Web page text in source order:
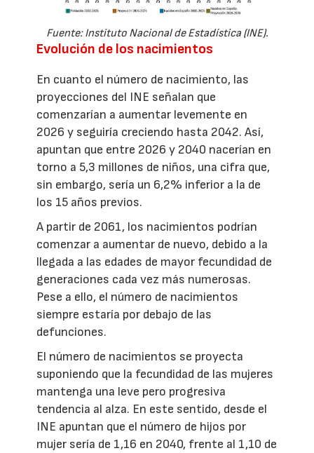
Fuente: Instituto Nacional de Estadística (INE).
Evolución de los nacimientos
En cuanto el número de nacimiento, las
proyecciones del INE señalan que
comenzarían a aumentar levemente en
2026 y seguiría creciendo hasta 2042. Así,
apuntan que entre 2026 y 2040 nacerían en
torno a 5,3 millones de niños, una cifra que,
sin embargo, sería un 6,2% inferior a la de
los 15 años previos.
A partir de 2061, los nacimientos podrían
comenzar a aumentar de nuevo, debido a la
llegada a las edades de mayor fecundidad de
generaciones cada vez más numerosas.
Pese a ello, el número de nacimientos
siempre estaría por debajo de las
defunciones.
El número de nacimientos se proyecta
suponiendo que la fecundidad de las mujeres
mantenga una leve pero progresiva
tendencia al alza. En este sentido, desde el
INE apuntan que el número de hijos por
mujer sería de 1,16 en 2040, frente al 1,10 de